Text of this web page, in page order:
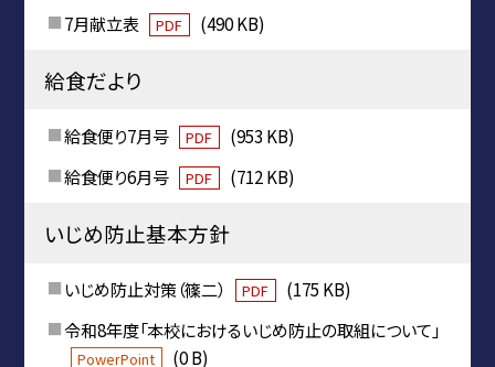
7月献立表 PDF (490 KB)
給食だより
給食便り7月号 PDF
(953 KB)
給食便り6月号
PDF (712 KB)
いじめ防止基本方針
いじめ防止対策（篠二） PDF
(175 KB)
令和8年度「本校におけるいじめ防止の取組について」
PowerPoint (0 B)